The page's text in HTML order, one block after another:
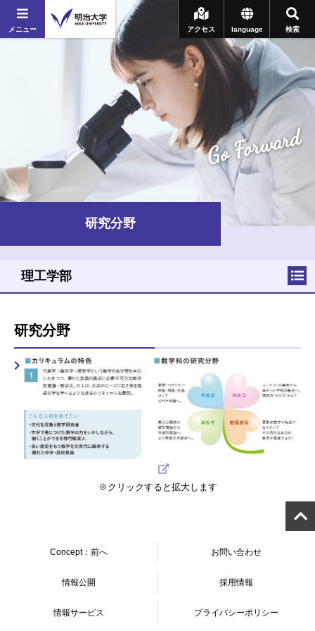
メニュー 検索
language
アクセス
Go Forward
研究分野
研究分野
※クリックすると拡大します
理工学部
Concept：前へ お問い合わせ
情報公開 採用情報
情報サービス プライバシーポリシー